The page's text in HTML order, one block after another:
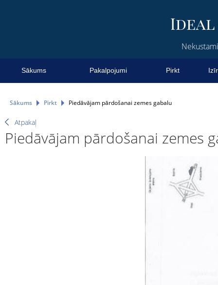
Sākums Pakalpojumi Pirkt
Sākums Pirkt Piedāvājam pārdošanai zemes gabalu
Atpakaļ
Piedāvājam pārdošanai zemes